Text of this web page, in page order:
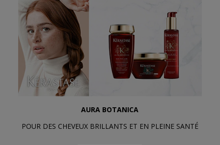
AURA BOTANICA
POUR DES CHEVEUX BRILLANTS ET EN PLEINE SANTÉ